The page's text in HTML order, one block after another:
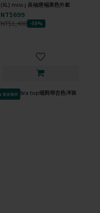
(XL) miss j 長袖連帽黑色外套
NT$699
NT$1,400 -50%
會員獨享